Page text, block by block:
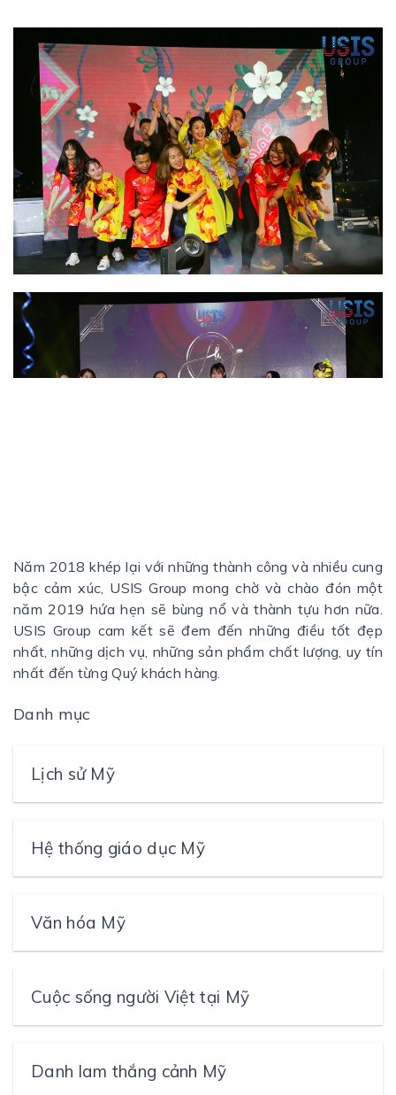
Năm 2018 khép lại với những thành công và nhiều cung
bậc cảm xúc, USIS Group mong chờ và chào đón một
năm 2019 hứa hẹn sẽ bùng nổ và thành tựu hơn nữa.
USIS Group cam kết sẽ đem đến những điều tốt đẹp
nhất, những dịch vụ, những sản phẩm chất lượng, uy tín
nhất đến từng Quý khách hàng.
Danh mục
Lịch sử Mỹ
Hệ thống giáo dục Mỹ
Văn hóa Mỹ
Cuộc sống người Việt tại Mỹ
Danh lam thắng cảnh Mỹ